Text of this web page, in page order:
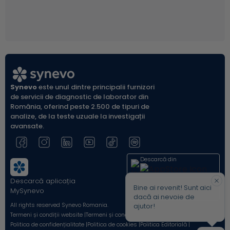
Synevoeste unul dintre principalii furnizori
de servicii de diagnostic de laborator din
România, oferind peste 2.500 de tipuri de
analize, de la teste uzuale la investigații
avansate.
Descarcă aplicația
MySynevo
Descarcă din
All rights reserved Synevo Romania.
Termeni și condiții website |Termeni și condiții Shop Online |
Politica de confidențialitate |Politica de cookies |Politica Editorială |
Bine ai revenit! Sunt aici
dacă ai nevoie de
ajutor!